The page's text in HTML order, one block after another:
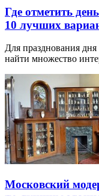
Где отметить
10 лучших
Для празднования
найти множество
Московский